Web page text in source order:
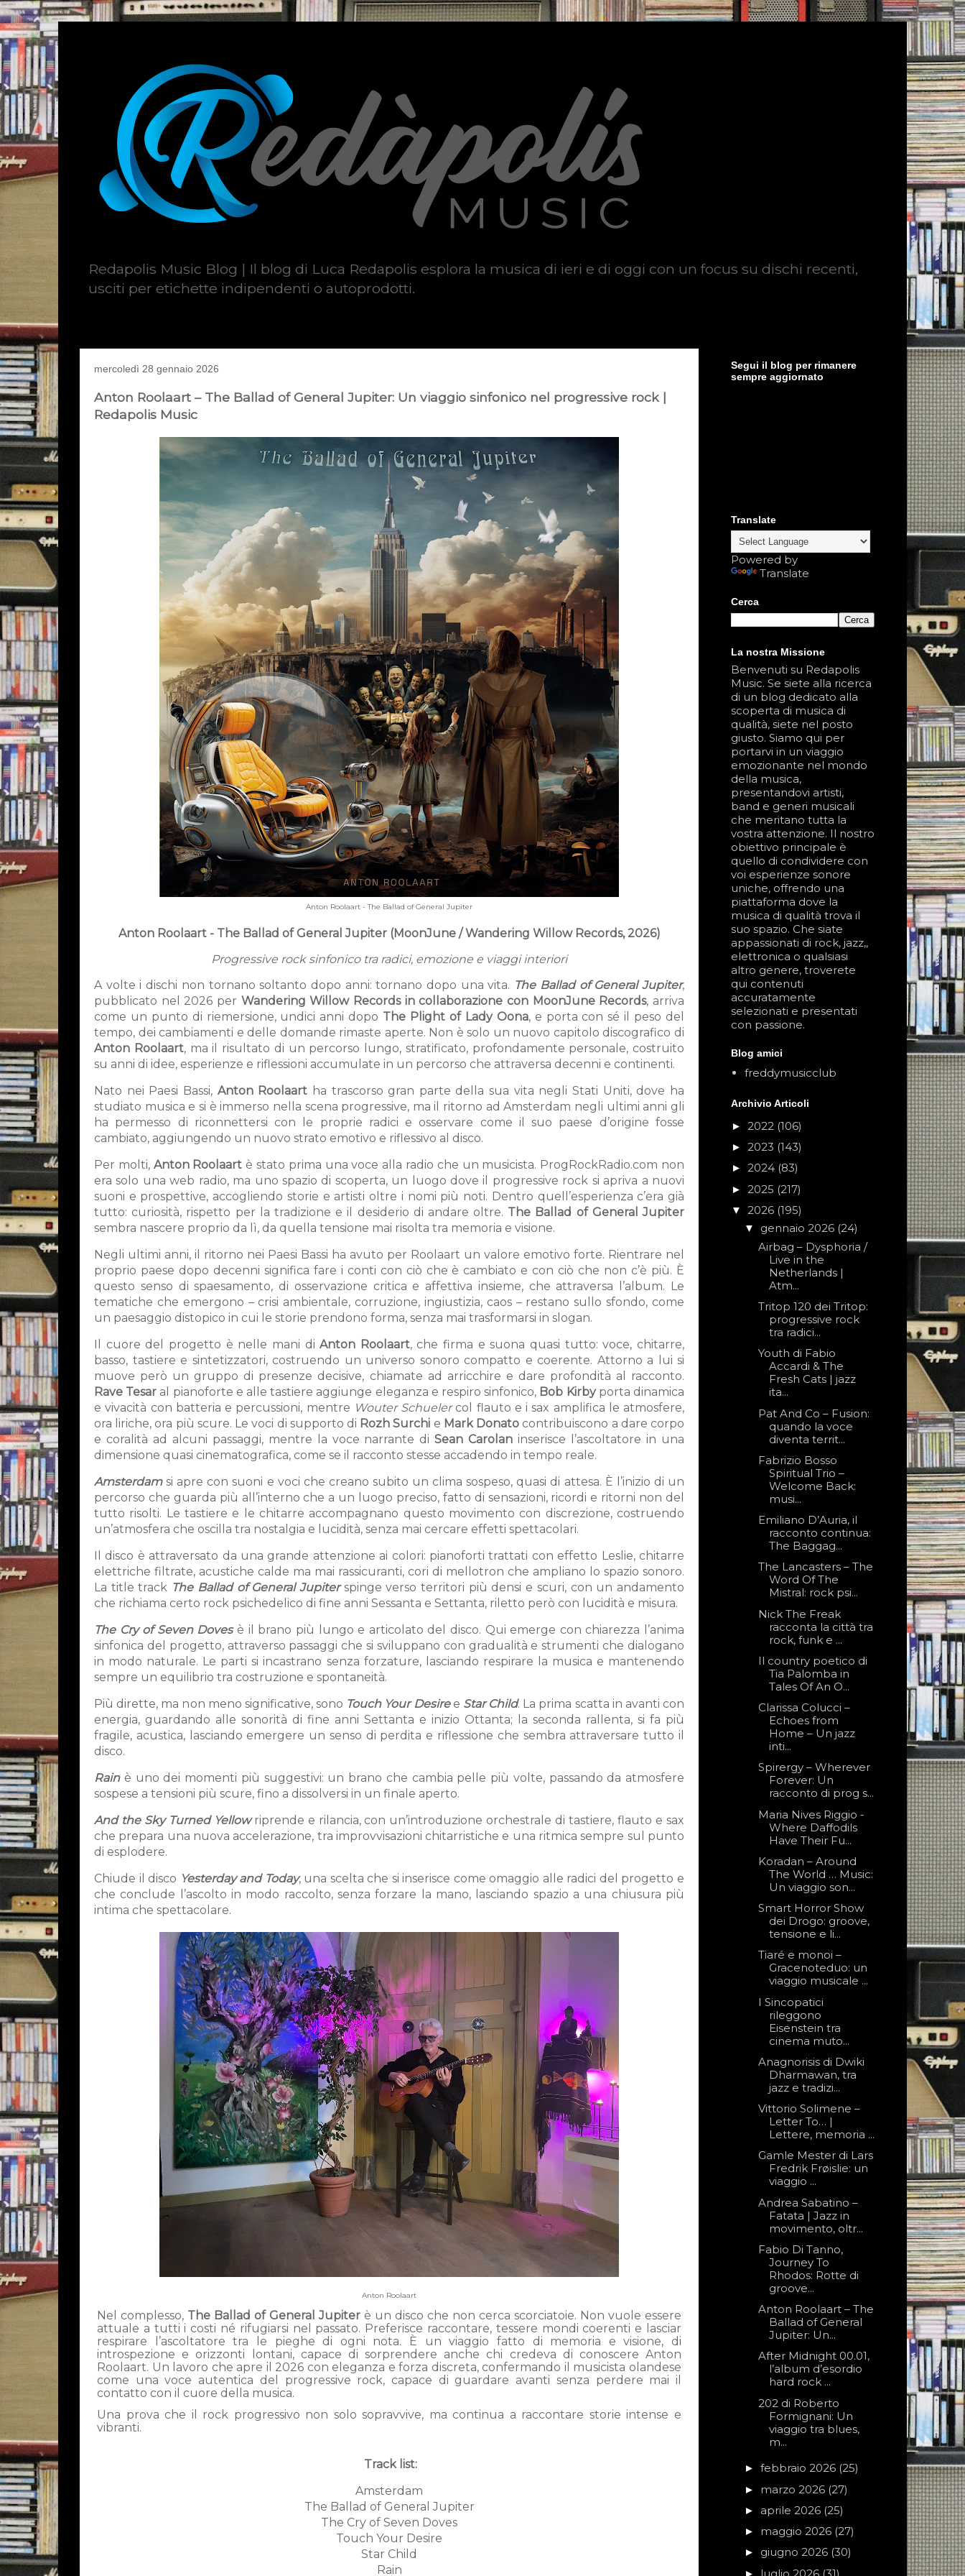
Redapolis Music Blog | Il blog di Luca Redapolis esplora la musica di ieri e di oggi con un focus su dischi recenti,
usciti per etichette indipendenti o autoprodotti.
mercoledì 28 gennaio 2026
Anton Roolaart – The Ballad of General Jupiter: Un viaggio sinfonico nel progressive rock |
Redapolis Music
Anton Roolaart - The Ballad of General Jupiter
Anton Roolaart - The Ballad of General Jupiter (MoonJune / Wandering Willow Records, 2026)
Progressive rock sinfonico tra radici, emozione e viaggi interiori
A volte i dischi non tornano soltanto dopo anni: tornano dopo una vita. The Ballad of General Jupiter,
pubblicato nel 2026 per Wandering Willow Records in collaborazione con MoonJune Records, arriva
come un punto di riemersione, undici anni dopo The Plight of Lady Oona, e porta con sé il peso del
tempo, dei cambiamenti e delle domande rimaste aperte. Non è solo un nuovo capitolo discografico di
Anton Roolaart, ma il risultato di un percorso lungo, stratificato, profondamente personale, costruito
su anni di idee, esperienze e riflessioni accumulate in un percorso che attraversa decenni e continenti.
Nato nei Paesi Bassi, Anton Roolaart ha trascorso gran parte della sua vita negli Stati Uniti, dove ha
studiato musica e si è immerso nella scena progressive, ma il ritorno ad Amsterdam negli ultimi anni gli
ha permesso di riconnettersi con le proprie radici e osservare come il suo paese d’origine fosse
cambiato, aggiungendo un nuovo strato emotivo e riflessivo al disco.
Per molti, Anton Roolaart è stato prima una voce alla radio che un musicista. ProgRockRadio.com non
era solo una web radio, ma uno spazio di scoperta, un luogo dove il progressive rock si apriva a nuovi
suoni e prospettive, accogliendo storie e artisti oltre i nomi più noti. Dentro quell’esperienza c’era già
tutto: curiosità, rispetto per la tradizione e il desiderio di andare oltre. The Ballad of General Jupiter
sembra nascere proprio da lì, da quella tensione mai risolta tra memoria e visione.
Negli ultimi anni, il ritorno nei Paesi Bassi ha avuto per Roolaart un valore emotivo forte. Rientrare nel
proprio paese dopo decenni significa fare i conti con ciò che è cambiato e con ciò che non c’è più. È
questo senso di spaesamento, di osservazione critica e affettiva insieme, che attraversa l’album. Le
tematiche che emergono – crisi ambientale, corruzione, ingiustizia, caos – restano sullo sfondo, come
un paesaggio distopico in cui le storie prendono forma, senza mai trasformarsi in slogan.
Il cuore del progetto è nelle mani di Anton Roolaart, che firma e suona quasi tutto: voce, chitarre,
basso, tastiere e sintetizzatori, costruendo un universo sonoro compatto e coerente. Attorno a lui si
muove però un gruppo di presenze decisive, chiamate ad arricchire e dare profondità al racconto.
Rave Tesar al pianoforte e alle tastiere aggiunge eleganza e respiro sinfonico, Bob Kirbyporta dinamica
e vivacità con batteria e percussioni, mentre Wouter Schuelercol flauto e i sax amplifica le atmosfere,
ora liriche, ora più scure. Le voci di supporto di Rozh Surchi e Mark Donato contribuiscono a dare corpo
e coralità ad alcuni passaggi, mentre la voce narrante diSean Carolan inserisce l’ascoltatore in una
dimensione quasi cinematografica, come se il racconto stesse accadendo in tempo reale.
Amsterdam si apre con suoni e voci che creano subito un clima sospeso, quasi di attesa. È l’inizio di un
percorso che guarda più all’interno che a un luogo preciso, fatto di sensazioni, ricordi e ritorni non del
tutto risolti. Le tastiere e le chitarre accompagnano questo movimento con discrezione, costruendo
un’atmosfera che oscilla tra nostalgia e lucidità, senza mai cercare effetti spettacolari.
Il disco è attraversato da una grande attenzione ai colori: pianoforti trattati con effetto Leslie, chitarre
elettriche filtrate, acustiche calde ma mai rassicuranti, cori di mellotron che ampliano lo spazio sonoro.
La title track The Ballad of General Jupiterspinge verso territori più densi e scuri, con un andamento
che richiama certo rock psichedelico di fine anni Sessanta e Settanta, riletto però con lucidità e misura.
The Cry of Seven Doves è il brano più lungo e articolato del disco. Qui emerge con chiarezza l’anima
sinfonica del progetto, attraverso passaggi che si sviluppano con gradualità e strumenti che dialogano
in modo naturale. Le parti si incastrano senza forzature, lasciando respirare la musica e mantenendo
sempre un equilibrio tra costruzione e spontaneità.
Più dirette, ma non meno significative, sono Touch Your Desiree Star Child. La prima scatta in avanti con
energia, guardando alle sonorità di fine anni Settanta e inizio Ottanta; la seconda rallenta, si fa più
fragile, acustica, lasciando emergere un senso di perdita e riflessione che sembra attraversare tutto il
disco.
Rain è uno dei momenti più suggestivi: un brano che cambia pelle più volte, passando da atmosfere
sospese a tensioni più scure, fino a dissolversi in un finale aperto.
And the Sky Turned Yellowriprende e rilancia, con un’introduzione orchestrale di tastiere, flauto e sax
che prepara una nuova accelerazione, tra improvvisazioni chitarristiche e una ritmica sempre sul punto
di esplodere.
Chiude il disco Yesterday and Today, una scelta che si inserisce come omaggio alle radici del progetto e
che conclude l’ascolto in modo raccolto, senza forzare la mano, lasciando spazio a una chiusura più
intima che spettacolare.
Anton Roolaart
Nel complesso, The Ballad of General Jupiter è un disco che non cerca scorciatoie. Non vuole essere
attuale a tutti i costi né rifugiarsi nel passato. Preferisce raccontare, tessere mondi coerenti e lasciar
respirare l’ascoltatore tra le pieghe di ogni nota. È un viaggio fatto di memoria e visione, di
introspezione e orizzonti lontani, capace di sorprendere anche chi credeva di conoscere Anton
Roolaart. Un lavoro che apre il 2026 con eleganza e forza discreta, confermando il musicista olandese
come una voce autentica del progressive rock, capace di guardare avanti senza perdere mai il
contatto con il cuore della musica.
Una prova che il rock progressivo non solo sopravvive, ma continua a raccontare storie intense e
vibranti.
Track list:
Amsterdam
The Ballad of General Jupiter
The Cry of Seven Doves
Touch Your Desire
Star Child
Rain
Segui il blog per rimanere
sempre aggiornato
Translate
Powered by
Translate
Cerca
La nostra Missione
Benvenuti su Redapolis
Music. Se siete alla ricerca
di un blog dedicato alla
scoperta di musica di
qualità, siete nel posto
giusto. Siamo qui per
portarvi in un viaggio
emozionante nel mondo
della musica,
presentandovi artisti,
band e generi musicali
che meritano tutta la
vostra attenzione. Il nostro
obiettivo principale è
quello di condividere con
voi esperienze sonore
uniche, offrendo una
piattaforma dove la
musica di qualità trova il
suo spazio. Che siate
appassionati di rock, jazz,,
elettronica o qualsiasi
altro genere, troverete
qui contenuti
accuratamente
selezionati e presentati
con passione.
Blog amici
freddymusicclub
Archivio Articoli
► 2022 (106)
► 2023 (143)
► 2024 (83)
► 2025 (217)
▼ 2026 (195)
▼ gennaio 2026 (24)
Airbag – Dysphoria /
Live in the
Netherlands |
Atm...
Tritop 120 dei Tritop:
progressive rock
tra radici...
Youth di Fabio
Accardi & The
Fresh Cats | jazz
ita...
Pat And Co – Fusion:
quando la voce
diventa territ...
Fabrizio Bosso
Spiritual Trio –
Welcome Back:
musi...
Emiliano D’Auria, il
racconto continua:
The Baggag...
The Lancasters – The
Word Of The
Mistral: rock psi...
Nick The Freak
racconta la città tra
rock, funk e ...
Il country poetico di
Tia Palomba in
Tales Of An O...
Clarissa Colucci –
Echoes from
Home – Un jazz
inti...
Spirergy – Wherever
Forever: Un
racconto di prog s...
Maria Nives Riggio -
Where Daffodils
Have Their Fu...
Koradan – Around
The World … Music:
Un viaggio son...
Smart Horror Show
dei Drogo: groove,
tensione e li...
Tiaré e monoi –
Gracenoteduo: un
viaggio musicale ...
I Sincopatici
rileggono
Eisenstein tra
cinema muto...
Anagnorisis di Dwiki
Dharmawan, tra
jazz e tradizi...
Vittorio Solimene –
Letter To… |
Lettere, memoria ...
Gamle Mester di Lars
Fredrik Frøislie: un
viaggio ...
Andrea Sabatino –
Fatata | Jazz in
movimento, oltr...
Fabio Di Tanno,
Journey To
Rhodos: Rotte di
groove...
Anton Roolaart – The
Ballad of General
Jupiter: Un...
After Midnight 00.01,
l’album d’esordio
hard rock ...
202 di Roberto
Formignani: Un
viaggio tra blues,
m...
► febbraio 2026 (25)
► marzo 2026 (27)
► aprile 2026 (25)
► maggio 2026 (27)
► giugno 2026 (30)
► luglio 2026 (31)